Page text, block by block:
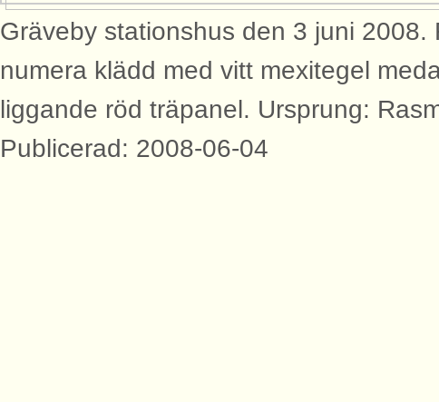
Gräveby stationshus den 3 juni 2008.
numera klädd med vitt mexitegel
liggande röd träpanel. Ursprung:
Publicerad: 2008-06-04